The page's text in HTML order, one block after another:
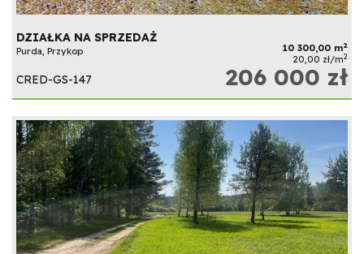
DZIAŁKA NA SPRZEDAŻ
Purda, Przykop 10 300,00 m2
20,00 zł/m2
CRED-GS-147 206 000 zł